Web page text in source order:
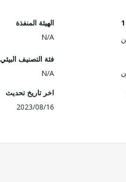
1
الهيئة المنفذة
N/A
فئة التصنيف البيئي
N/A
اخر تاريخ تحديث
2023/08/16